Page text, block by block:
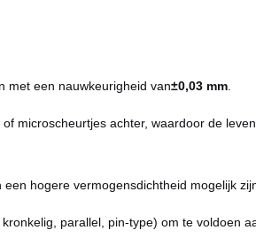
met een nauwkeurigheid van±0,03 mm
microscheurtjes achter, waardoor de
een hogere vermogensdichtheid mogelijk
parallel, pin-type) om te voldoen